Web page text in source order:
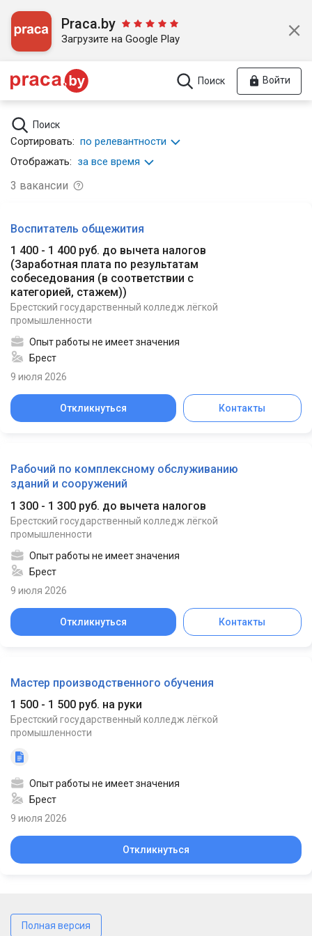
Praca.by
Загрузите на Google Play
Поиск Войти
Поиск
Сортировать: по релевантности
Отображать: за все время
3 вакансии
Воспитатель общежития
1 400 - 1 400 руб. до вычета налогов
(Заработная плата по результатам
собеседования (в соответствии с
категорией, стажем))
Брестский государственный колледж лёгкой
промышленности
Опыт работы не имеет значения
Брест
9 июля 2026
Откликнуться Контакты
Рабочий по комплексному обслуживанию
зданий и сооружений
1 300 - 1 300 руб. до вычета налогов
Брестский государственный колледж лёгкой
промышленности
Опыт работы не имеет значения
Брест
9 июля 2026
Откликнуться Контакты
Мастер производственного обучения
1 500 - 1 500 руб. на руки
Брестский государственный колледж лёгкой
промышленности
Опыт работы не имеет значения
Брест
9 июля 2026
Откликнуться
Полная версия